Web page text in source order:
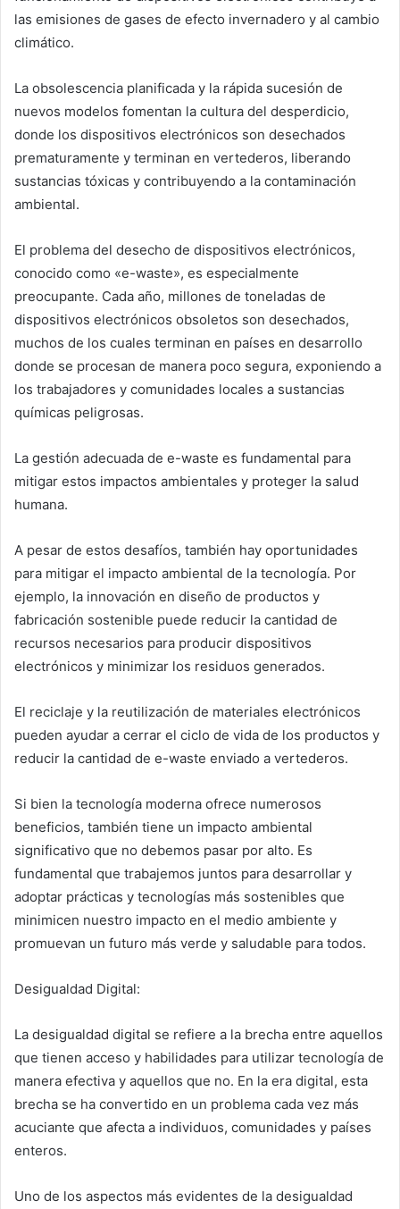
las emisiones de gases de efecto invernadero y al cambio
climático.
La obsolescencia planificada y la rápida sucesión de
nuevos modelos fomentan la cultura del desperdicio,
donde los dispositivos electrónicos son desechados
prematuramente y terminan en vertederos, liberando
sustancias tóxicas y contribuyendo a la contaminación
ambiental.
El problema del desecho de dispositivos electrónicos,
conocido como «e-waste», es especialmente
preocupante. Cada año, millones de toneladas de
dispositivos electrónicos obsoletos son desechados,
muchos de los cuales terminan en países en desarrollo
donde se procesan de manera poco segura, exponiendo a
los trabajadores y comunidades locales a sustancias
químicas peligrosas.
La gestión adecuada de e-waste es fundamental para
mitigar estos impactos ambientales y proteger la salud
humana.
A pesar de estos desafíos, también hay oportunidades
para mitigar el impacto ambiental de la tecnología. Por
ejemplo, la innovación en diseño de productos y
fabricación sostenible puede reducir la cantidad de
recursos necesarios para producir dispositivos
electrónicos y minimizar los residuos generados.
El reciclaje y la reutilización de materiales electrónicos
pueden ayudar a cerrar el ciclo de vida de los productos y
reducir la cantidad de e-waste enviado a vertederos.
Si bien la tecnología moderna ofrece numerosos
beneficios, también tiene un impacto ambiental
significativo que no debemos pasar por alto. Es
fundamental que trabajemos juntos para desarrollar y
adoptar prácticas y tecnologías más sostenibles que
minimicen nuestro impacto en el medio ambiente y
promuevan un futuro más verde y saludable para todos.
Desigualdad Digital:
La desigualdad digital se refiere a la brecha entre aquellos
que tienen acceso y habilidades para utilizar tecnología de
manera efectiva y aquellos que no. En la era digital, esta
brecha se ha convertido en un problema cada vez más
acuciante que afecta a individuos, comunidades y países
enteros.
Uno de los aspectos más evidentes de la desigualdad